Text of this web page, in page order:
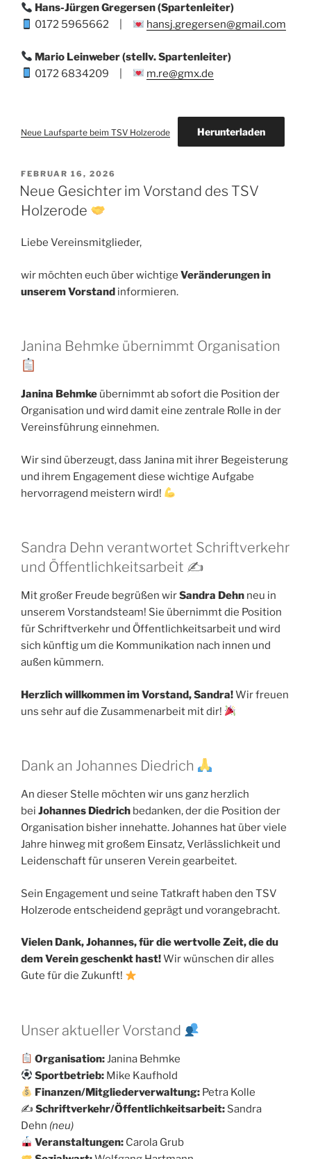
Hans-Jürgen Gregersen (Spartenleiter)
0172 5965662 |
hansj.gregersen@gmail.com
Mario Leinweber (stellv. Spartenleiter)
0172 6834209 |
m.re@gmx.de
Neue Laufsparte beim TSV Holzerode Herunterladen
VERÖFFENTLICHT
AM
FEBRUAR 16, 2026
Neue Gesichter im Vorstand des TSV
Holzerode
Liebe Vereinsmitglieder,
wir möchten euch über wichtige Veränderungen in
unserem Vorstand informieren.
Janina Behmke übernimmt Organisation
Janina Behmke übernimmt ab sofort die Position der
Organisation und wird damit eine zentrale Rolle in der
Vereinsführung einnehmen.
Wir sind überzeugt, dass Janina mit ihrer Begeisterung
und ihrem Engagement diese wichtige Aufgabe
hervorragend meistern wird!
Sandra Dehn verantwortet Schriftverkehr
und Öffentlichkeitsarbeit ✍️
Mit großer Freude begrüßen wirSandra Dehn neu in
unserem Vorstandsteam! Sie übernimmt die Position
für Schriftverkehr und Öffentlichkeitsarbeit und wird
sich künftig um die Kommunikation nach innen und
außen kümmern.
Herzlich willkommen im Vorstand, Sandra!Wir freuen
uns sehr auf die Zusammenarbeit mit dir!
Dank an Johannes Diedrich
An dieser Stelle möchten wir uns ganz herzlich
bei Johannes Diedrich bedanken, der die Position der
Organisation bisher innehatte. Johannes hat über viele
Jahre hinweg mit großem Einsatz, Verlässlichkeit und
Leidenschaft für unseren Verein gearbeitet.
Sein Engagement und seine Tatkraft haben den TSV
Holzerode entscheidend geprägt und vorangebracht.
Vielen Dank, Johannes, für die wertvolle Zeit, die du
dem Verein geschenkt hast!Wir wünschen dir alles
Gute für die Zukunft!
Unser aktueller Vorstand
Organisation:Janina Behmke
Sportbetrieb: Mike Kaufhold
Finanzen/Mitgliederverwaltung: Petra Kolle
✍️ Schriftverkehr/Öffentlichkeitsarbeit: Sandra
Dehn (neu)
Veranstaltungen: Carola Grub